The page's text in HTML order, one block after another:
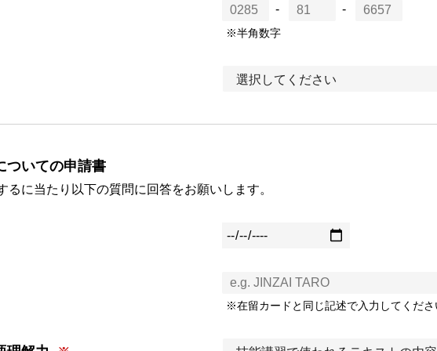
- -
※半角数字
ついての申請書
るに当たり以下の質問に回答をお願いします。
※在留カードと同じ記述で入力してくださ